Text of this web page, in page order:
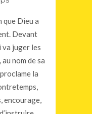
que Dieu a
Devant
va juger les
nom de sa
la
encourage,